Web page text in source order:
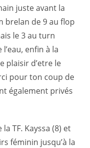
juste avant la
brelan de 9 au flop
le 3 au turn
enfin à la
plaisir d’etre le
pour ton coup de
également privés
TF. Kayssa (8) et
féminin jusqu’à la